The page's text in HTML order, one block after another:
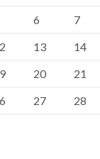
6 7
13 14
20 21
27 28